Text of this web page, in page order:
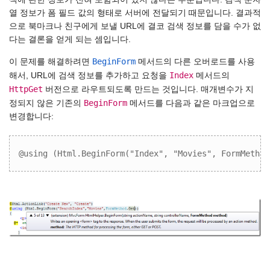
열 정보가 폼 필드 값의 형태로 서버에 전달되기 때문입니다. 결과적
으로 북마크나 친구에게 보낼 URL에 결코 검색 정보를 담을 수가 없
다는 결론을 얻게 되는 셈입니다.
이 문제를 해결하려면 BeginForm 메서드의 다른 오버로드를 사용
해서, URL에 검색 정보를 추가하고 요청을 Index 메서드의
HttpGet 버전으로 라우트되도록 만드는 것입니다. 매개변수가 지
정되지 않은 기존의 BeginForm 메서드를 다음과 같은 마크업으로
변경합니다:
@using (Html.BeginForm("Index", "Movies",